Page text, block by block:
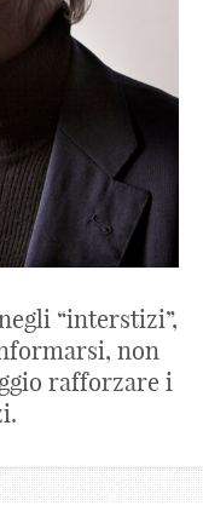
“interstizi”,
non
rafforzare i